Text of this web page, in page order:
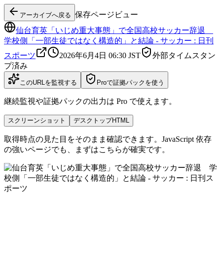
アーカイブへ戻る 保存ページビュー
仙台育英「いじめ重大事態」で全国高校サッカー辞退
学校側「一部生徒ではなく構造的」と結論 - サッカー : 日刊
スポーツ
2026年6月4日 06:30 JST
外部タイムスタン
プ済み
このURLを監視する Proで証拠パックを使う
継続監視や証拠パックの出力は Pro で使えます。
スクリーンショット デスクトップHTML
取得時点の見た目をそのまま確認できます。JavaScript 依存
の強いページでも、まずはこちらが確実です。